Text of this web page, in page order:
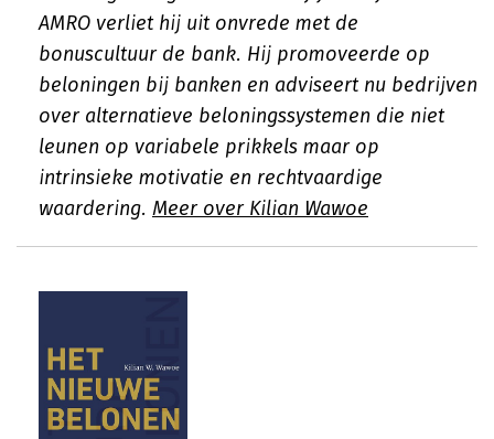
AMRO verliet hij uit onvrede met de
bonuscultuur de bank. Hij promoveerde op
beloningen bij banken en adviseert nu bedrijven
over alternatieve beloningssystemen die niet
leunen op variabele prikkels maar op
intrinsieke motivatie en rechtvaardige
waardering. Meer over Kilian Wawoe